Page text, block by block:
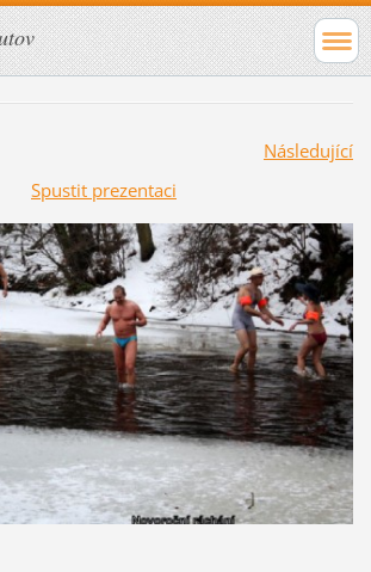
Následující
Spustit prezentaci